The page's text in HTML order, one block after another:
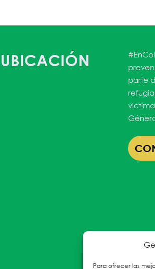
Para ofrecer las
UBICACIÓN
parte